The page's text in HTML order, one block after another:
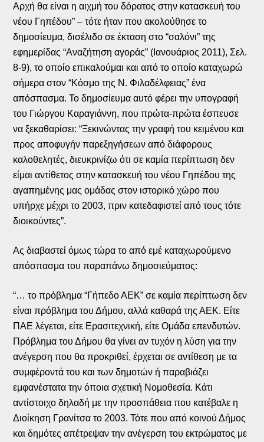
Αρχή θα είναι η αιχμή του δόρατος στην κατασκευή του
νέου Γηπέδου” – τότε ήταν που ακολούθησε το
δημοσίευμα, δισέλιδο σε έκταση στο “σαλόνι” της
εφημερίδας “Αναζήτηση αγοράς” (Ιανουάριος 2011), Σελ.
8-9), το οποίο επικαλούμαι και από το οποίο καταχωρώ
σήμερα στον “Κόσμο της Ν. Φιλαδέλφειας” ένα
απόσπασμα. Το δημοσίευμα αυτό φέρει την υπογραφή
του Γιώργου Καραγιάννη, που πρώτα-πρώτα έσπευσε
να ξεκαθαρίσει: “Ξεκινώντας την γραφή του κειμένου και
προς αποφυγήν παρεξηγήσεων από διάφορους
καλοθελητές, διευκρινίζω ότι σε καμία περίπτωση δεν
είμαι αντίθετος στην κατασκευή του νέου Γηπέδου της
αγαπημένης μας ομάδας στον ιστορικό χώρο που
υπήρχε μέχρι το 2003, πριν κατεδαφιστεί από τους τότε
διοικούντες”.
Ας διαβαστεί όμως τώρα το από εμέ καταχωρούμενο
απόσπασμα του παραπάνω δημοσιεύματος:
“… το πρόβλημα “Γήπεδο ΑΕΚ” σε καμία περίπτωση δεν
είναι πρόβλημα του Δήμου, αλλά καθαρά της ΑΕΚ. Είτε
ΠΑΕ λέγεται, είτε Ερασιτεχνική, είτε Ομάδα επενδυτών.
Πρόβλημα του Δήμου θα γίνει αν τυχόν η λύση για την
ανέγερση που θα προκριθεί, έρχεται σε αντίθεση με τα
συμφέροντά του και των δημοτών ή παραβιάζει
εμφανέστατα την όποια σχετική Νομοθεσία. Κάτι
αντίστοιχο δηλαδή με την προσπάθεια που κατέβαλε η
Διοίκηση Γρανίτσα το 2003. Τότε που από κοινού Δήμος
και δημότες απέτρεψαν την ανέγερση του εκτρώματος με